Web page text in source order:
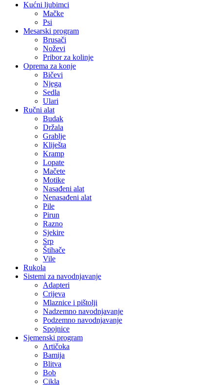
Kućni ljubimci
Mačke
Psi
Mesarski program
Brusači
Noževi
Pribor za kolinje
Oprema za konje
Bičevi
Njega
Sedla
Ulari
Ručni alat
Budak
Držala
Grablje
Kliješta
Kramp
Lopate
Mačete
Motike
Nasađeni alat
Nenasađeni alat
Pile
Pirun
Razno
Sjekire
Srp
Štihače
Vile
Rukola
Sistemi za navodnjavanje
Adapteri
Crijeva
Mlaznice i pištolji
Nadzemno navodnjavanje
Podzemno navodnjavanje
Spojnice
Sjemenski program
Artičoka
Bamija
Blitva
Bob
Cikla